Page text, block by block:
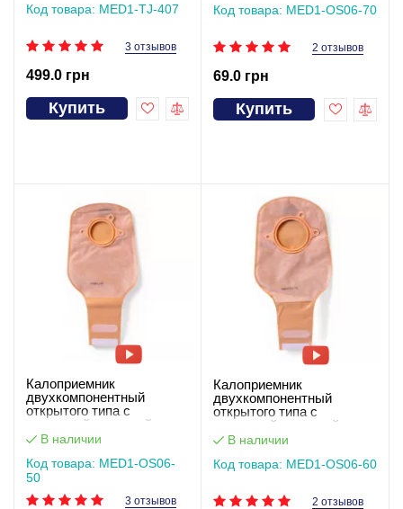
Код товара: MED1-TJ-407
3 отзывов
499.0 грн
Купить
Код товара: MED1-OS06-70
2 отзывов
69.0 грн
Купить
Калоприемник
двухкомпонентный
открытого типа с
застежкой-липучкой
(мешок),вырез 50 мм
В наличии
Код товара: MED1-OS06-
50
3 отзывов
Калоприемник
двухкомпонентный
открытого типа с
застежкой-липучкой
(мешок),вырез 60 мм
В наличии
Код товара: MED1-OS06-60
2 отзывов